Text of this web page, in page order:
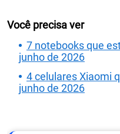
Você precisa ver
7 notebooks que
junho de 2026
4 celulares Xiaomi
junho de 2026